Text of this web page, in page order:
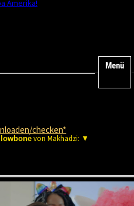
Menü
checken*
von Makhadzi: ▼